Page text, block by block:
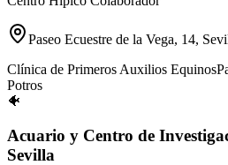
Paseo Ecuestre de la Vega, 14,
Clínica de Primeros Auxilios Equinos
Potros
🐠
Acuario y Centro de
Sevilla